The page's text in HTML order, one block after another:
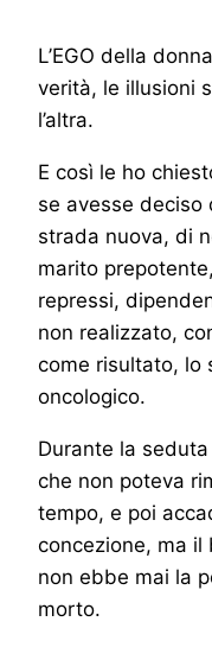
L’EGO della
verità, le illusioni
l’altra.
E così le ho
se avesse deciso
strada nuova, di
marito
repressi,
non realizzato,
come risultato, lo
oncologico.
Durante la
che non poteva
tempo, e poi
concezione, ma
non ebbe mai la
morto.